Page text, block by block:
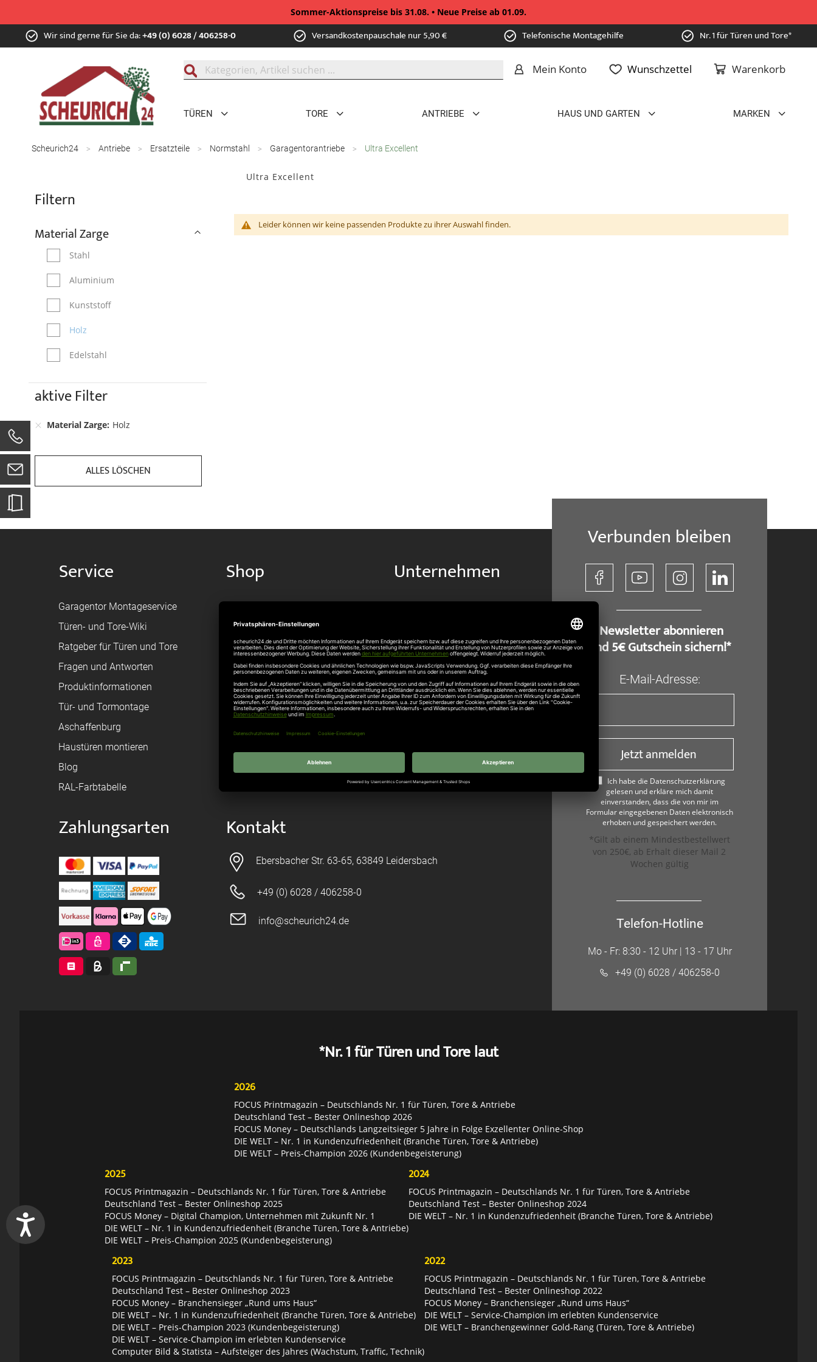
Sommer-Aktionspreise bis 31.08. • Neue Preise ab 01.09.
Zum
Inhalt Wir sind gerne für Sie da:+49 (0) 6028 / 406258-0 Versandkostenpauschale nur 5,90 € Telefonische Montagehilfe Nr. 1 für Türen und Tore*
Warenkorb
Mein Konto Wunschzettel
TÜREN TORE ANTRIEBE HAUS UND GARTEN MARKEN
Scheurich24 Antriebe Ersatzteile Normstahl Garagentorantriebe Ultra Excellent
Ultra Excellent
Leider können wir keine passenden Produkte zu ihrer Auswahl finden.
aktive Filter
Material Zarge Holz
ALLES LÖSCHEN
Filtern
Material Zarge
Stahl
Aluminium
Kunststoff
Holz
Edelstahl
Service
Garagentor Montageservice
Türen- und Tore-Wiki
Ratgeber für Türen und Tore
Fragen und Antworten
Produktinformationen
Tür- und Tormontage
Aschaffenburg
Haustüren montieren
Blog
RAL-Farbtabelle
Shop
Zahlungsarten
Bestellvorgang
Registrieren
Federanfrage
Toraufmaß
Elektrische Garagentore
Unternehmen
Hersteller
Hörmann Türen
Hörmann Sektionaltor
Zahlungsarten Kontakt
Ebersbacher Str. 63-65, 63849 Leidersbach
+49 (0) 6028 / 406258-0
info@scheurich24.de
Verbunden bleiben
​ Newsletter abonnieren
und 5€ Gutschein sichern!*
E-Mail-Adresse:
Jetzt anmelden
Ich habe die Datenschutzerklärung
gelesen und erkläre mich damit
einverstanden, dass die von mir im
Formular eingegebenen Daten elektronisch
erhoben und gespeichert werden.
*Gilt ab einem Mindestbestellwert
von 250€, ab Erhalt dieser Mail 2
Wochen gültig
Telefon-Hotline
Mo - Fr: 8:30 - 12 Uhr | 13 - 17 Uhr
+49 (0) 6028 / 406258-0
*Nr. 1 für Türen und Tore laut
2026
FOCUS Printmagazin – Deutschlands Nr. 1 für Türen, Tore & Antriebe
Deutschland Test – Bester Onlineshop 2026
FOCUS Money – Deutschlands Langzeitsieger 5 Jahre in Folge Exzellenter Online-Shop
DIE WELT – Nr. 1 in Kundenzufriedenheit (Branche Türen, Tore & Antriebe)
DIE WELT – Preis-Champion 2026 (Kundenbegeisterung)
2025
FOCUS Printmagazin – Deutschlands Nr. 1 für Türen, Tore & Antriebe
Deutschland Test – Bester Onlineshop 2025
FOCUS Money – Digital Champion, Unternehmen mit Zukunft Nr. 1
DIE WELT – Nr. 1 in Kundenzufriedenheit (Branche Türen, Tore & Antriebe)
DIE WELT – Preis-Champion 2025 (Kundenbegeisterung)
2024
FOCUS Printmagazin – Deutschlands Nr. 1 für Türen, Tore & Antriebe
Deutschland Test – Bester Onlineshop 2024
DIE WELT – Nr. 1 in Kundenzufriedenheit (Branche Türen, Tore & Antriebe)
2023
FOCUS Printmagazin – Deutschlands Nr. 1 für Türen, Tore & Antriebe
Deutschland Test – Bester Onlineshop 2023
FOCUS Money – Branchensieger „Rund ums Haus“
DIE WELT – Nr. 1 in Kundenzufriedenheit (Branche Türen, Tore & Antriebe)
DIE WELT – Preis-Champion 2023 (Kundenbegeisterung)
DIE WELT – Service-Champion im erlebten Kundenservice
Computer Bild & Statista – Aufsteiger des Jahres (Wachstum, Traffic, Technik)
2022
FOCUS Printmagazin – Deutschlands Nr. 1 für Türen, Tore & Antriebe
Deutschland Test – Bester Onlineshop 2022
FOCUS Money – Branchensieger „Rund ums Haus“
DIE WELT – Service-Champion im erlebten Kundenservice
DIE WELT – Branchengewinner Gold-Rang (Türen, Tore & Antriebe)